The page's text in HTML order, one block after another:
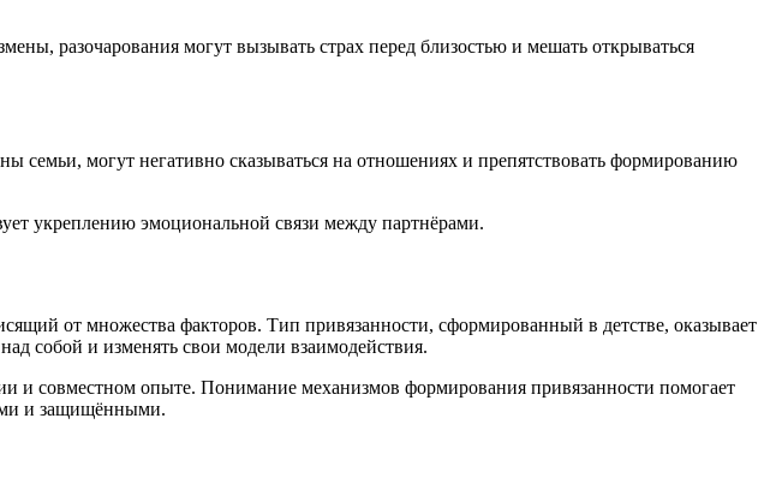
разочарования могут вызывать страх перед близостью и мешать открываться
семьи, могут негативно сказываться на отношениях и препятствовать формированию
укреплению эмоциональной связи между партнёрами.
от множества факторов. Тип привязанности, сформированный в детстве, оказывает
собой и изменять свои модели взаимодействия.
и совместном опыте. Понимание механизмов формирования привязанности помогает
и защищёнными.